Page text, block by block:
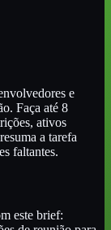
e
Faça até 8
ativos
a tarefa
faltantes.
este brief: